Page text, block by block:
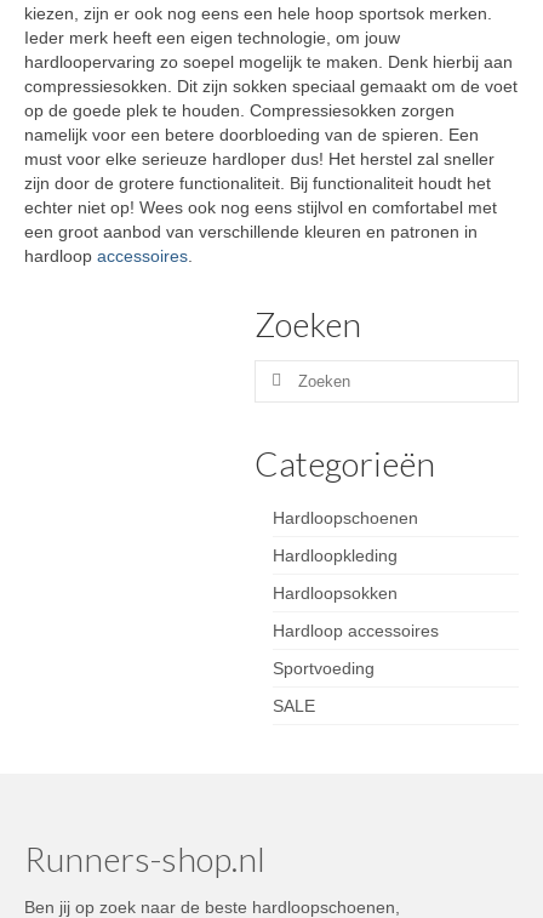
kiezen, zijn er ook nog eens een hele hoop sportsok merken.
Ieder merk heeft een eigen technologie, om jouw
hardloopervaring zo soepel mogelijk te maken. Denk hierbij aan
compressiesokken. Dit zijn sokken speciaal gemaakt om de voet
op de goede plek te houden. Compressiesokken zorgen
namelijk voor een betere doorbloeding van de spieren. Een
must voor elke serieuze hardloper dus! Het herstel zal sneller
zijn door de grotere functionaliteit. Bij functionaliteit houdt het
echter niet op! Wees ook nog eens stijlvol en comfortabel met
een groot aanbod van verschillende kleuren en patronen in
hardloop accessoires
Zoeken
Zoeken
Categorieën
Hardloopschoenen
Hardloopkleding
Hardloopsokken
Hardloop accessoires
Sportvoeding
SALE
Runners-shop.nl
Ben jij op zoek naar de beste hardloopschoenen,